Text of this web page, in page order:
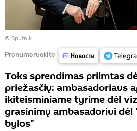
© Sputnik
Prenumeruokite
Toks sprendimas priimtas
priežasčių: ambasadoriaus
ikiteisminiame tyrime dėl
grasinimų ambasadoriui dėl
bylos"